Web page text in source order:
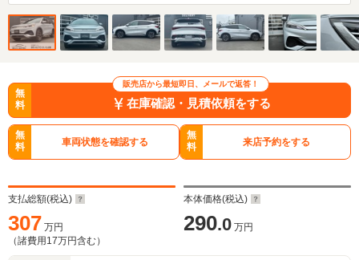
販売店から最短即日、メールで返答！
無
料
在庫確認・見積依頼をする
無
料
車両状態を確認する
無
料
来店予約をする
支払総額(税込)
307 万円
（諸費用 17万円含む）
本体価格(税込)
290.0 万円